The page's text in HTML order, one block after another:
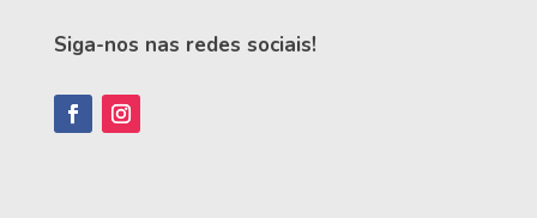
Siga-nos nas redes sociais!